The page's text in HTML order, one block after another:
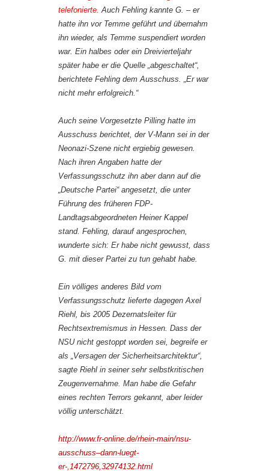
telefonierte. Auch Fehling kannte G. – er
hatte ihn vor Temme geführt und übernahm
ihn wieder, als Temme suspendiert worden
war. Ein halbes oder ein Dreivierteljahr
später habe er die Quelle „abgeschaltet“,
berichtete Fehling dem Ausschuss. „Er war
nicht mehr erfolgreich.“
Auch seine Vorgesetzte Pilling hatte im
Ausschuss berichtet, der V-Mann sei in der
Neonazi-Szene nicht ergiebig gewesen.
Nach ihren Angaben hatte der
Verfassungsschutz ihn aber dann auf die
„Deutsche Partei“ angesetzt, die unter
Führung des früheren FDP-
Landtagsabgeordneten Heiner Kappel
stand. Fehling, darauf angesprochen,
wunderte sich: Er habe nicht gewusst, dass
G. mit dieser Partei zu tun gehabt habe.
Ein völliges anderes Bild vom
Verfassungsschutz lieferte dagegen Axel
Riehl, bis 2005 Dezernatsleiter für
Rechtsextremismus in Hessen. Dass der
NSU nicht gestoppt worden sei, begreife er
als „Versagen der Sicherheitsarchitektur“,
sagte Riehl in seiner sehr selbstkritischen
Zeugenvernahme. Man habe die Gefahr
eines rechten Terrors gekannt, aber leider
völlig unterschätzt.
http://www.fr-online.de/rhein-main/nsu-
ausschuss–dann-luegt-
er-,1472796,32974132.html